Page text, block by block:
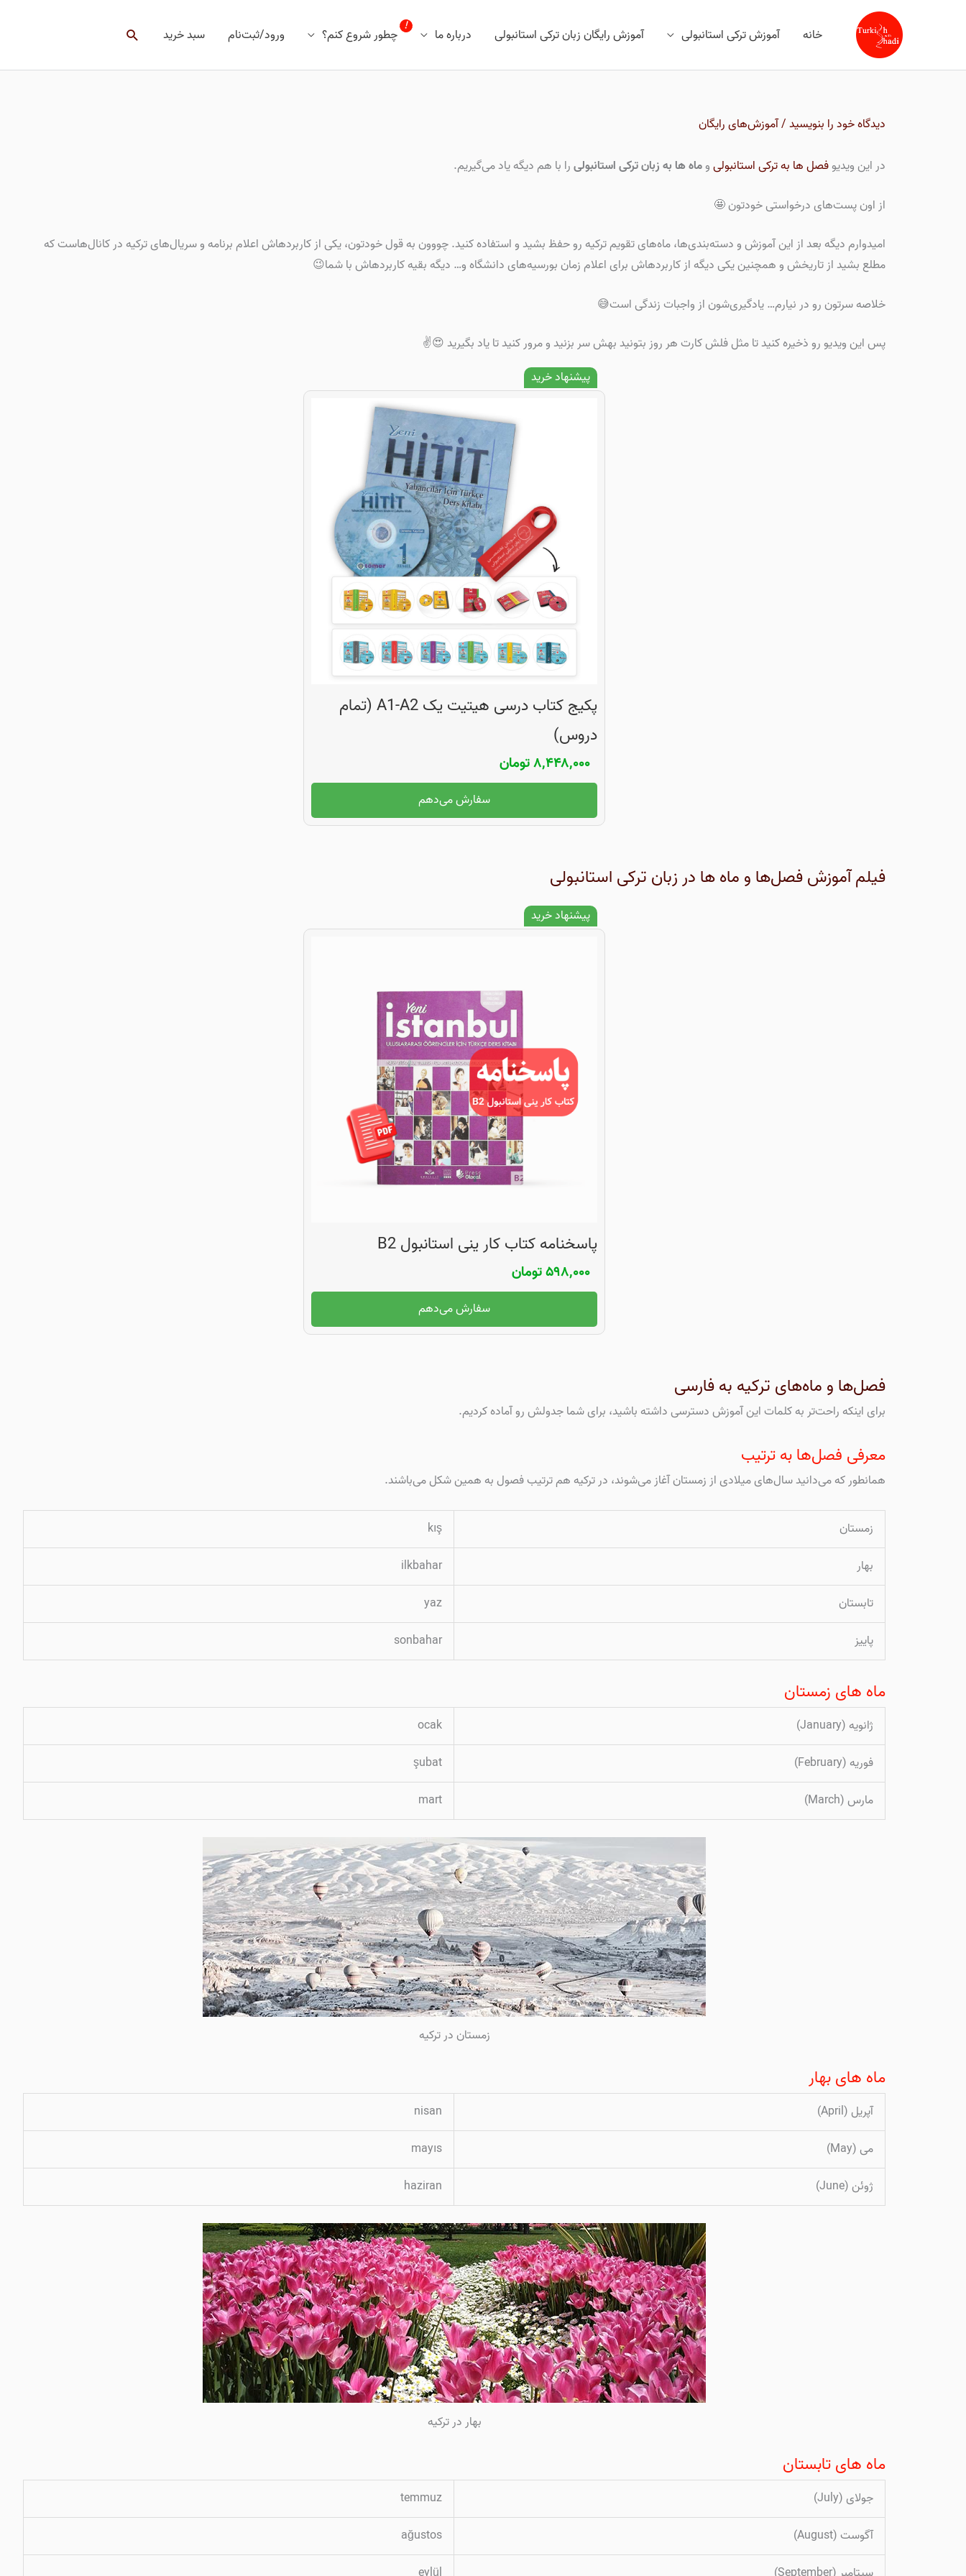
خانه آموزش ترکی استانبولی آموزش رایگان زبان ترکی استانبولی درباره ما چطور شروع کنم؟ ورود/ثبت‌نام سبد خرید جستجو
دیدگاه‌ خود را بنویسید/آموزش‌های رایگان
در این ویدیوفصل ها به ترکی استانبولیوماه ها به زبان ترکی استانبولیرا با هم دیگه یاد می‌گیریم.
از اون پست‌های درخواستی خودتون 🤩
امیدوارم دیگه بعد از این آموزش و دسته‌بندی‌ها، ماه‌های تقویم ترکیه رو حفظ بشید و استفاده کنید. چووون به قول خودتون، یکی از کاربردهاش اعلام برنامه و سریال‌های ترکیه در کانال‌هاست که
مطلع بشید از تاریخش و همچنین یکی دیگه از کاربردهاش برای اعلام زمان بورسیه‌های دانشگاه و… دیگه بقیه کاربردهاش با شما😉
خلاصه سرتون رو در نیارم… یادگیری‌شون از واجبات زندگی است😅
پس این ویدیو رو ذخیره کنید تا مثل فلش کارت هر روز بتونید بهش سر بزنید و مرور کنید تا یاد بگیرید 😍✌️
پیشنهاد خرید
پکیج کتاب درسی هیتیت یک A1-A2 (تمام
دروس)
۸,۴۴۸,۰۰۰تومان
سفارش می‌دهم
فیلم آموزش فصل‌ها و ماه ها در زبان ترکی استانبولی
پیشنهاد خرید
پاسخنامه کتاب کار ینی استانبول B2
۵۹۸,۰۰۰تومان
سفارش می‌دهم
فصل‌ها و ماه‌های ترکیه به فارسی
برای اینکه راحت‌تر به کلمات این آموزش دسترسی داشته باشید، برای شما جدولش رو آماده کردیم.
معرفی فصل‌ها به ترتیب
همانطور که می‌دانید سال‌های میلادی از زمستان آغاز می‌شوند، در ترکیه هم ترتیب فصول به همین شکل می‌باشند.
زمستان
kış
بهار
ilkbahar
تابستان
yaz
پاییز
sonbahar
ماه های زمستان
ژانویه (January)
ocak
فوریه (February)
şubat
مارس (March)
mart
زمستان در ترکیه
ماه های بهار
آپریل (April)
nisan
می (May)
mayıs
ژوئن (June)
haziran
بهار در ترکیه
ماه های تابستان
جولای (July)
temmuz
آگوست (August)
ağustos